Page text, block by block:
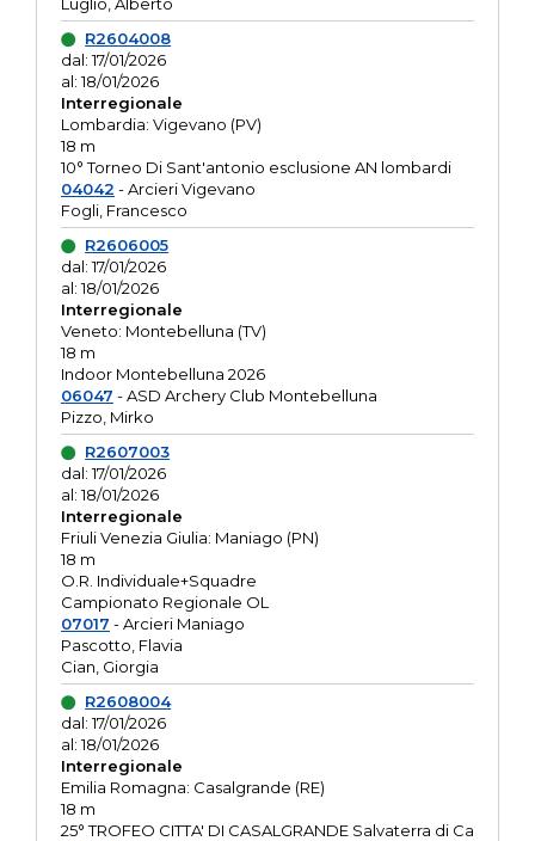
R2604008
dal: 17/01/2026
al: 18/01/2026
Interregionale
Lombardia: Vigevano (PV)
18 m
10° Torneo Di Sant'antonio esclusione AN lombardi
04042 - Arcieri Vigevano
Fogli, Francesco
R2606005
dal: 17/01/2026
al: 18/01/2026
Interregionale
Veneto: Montebelluna (TV)
18 m
Indoor Montebelluna 2026
06047 - ASD Archery Club Montebelluna
Pizzo, Mirko
R2607003
dal: 17/01/2026
al: 18/01/2026
Interregionale
Friuli Venezia Giulia: Maniago (PN)
18 m
O.R. Individuale+Squadre
Campionato Regionale OL
07017 - Arcieri Maniago
Pascotto, Flavia
Cian, Giorgia
R2608004
dal: 17/01/2026
al: 18/01/2026
Interregionale
Emilia Romagna: Casalgrande (RE)
18 m
25° TROFEO CITTA' DI CASALGRANDE Salvaterra di Ca